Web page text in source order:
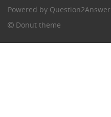
Powered by Question2Answer
Donut theme